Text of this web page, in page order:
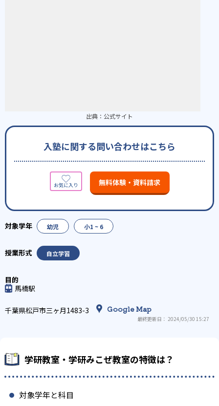
出典： 公式サイト
入塾に関する問い合わせはこちら
無料体験・資料請求
幼児 小1 ~ 6
自立学習
馬橋駅
千葉県松戸市三ヶ月1483-3 Google Map
最終更新日： 2024/05/30 15:27
学研教室・学研みこぜ教室の特徴は？
対象学年と科目